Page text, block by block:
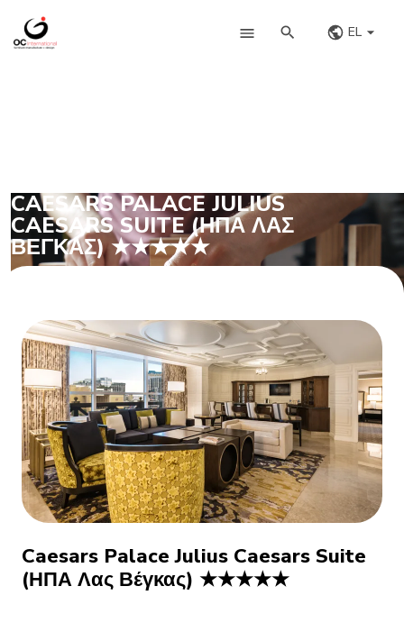
EL
CAESARS PALACE JULIUS
CAESARS SUITE (ΗΠΑ ΛΑΣ
ΒΈΓΚΑΣ) ★★★★★
Caesars Palace Julius Caesars Suite
(ΗΠΑ Λας Βέγκας) ★★★★★